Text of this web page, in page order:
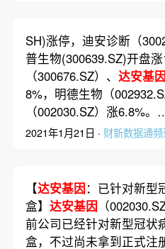
SH)涨停，迪安诊断（
普生物(300639.SZ)开盘
（300676.SZ）、 达安基因
8%，明德生物（
（002030.SZ）涨6.8%
2021年1月21日 · 财新数据通
【达安基因：已针对新型
盒】 达安基因 （
前公司已经针对新型冠状
盒，不过尚未拿到正式注